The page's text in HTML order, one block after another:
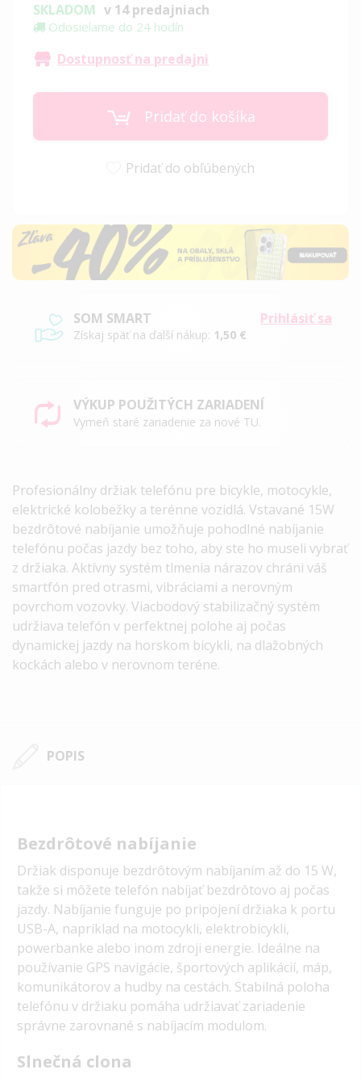
SKLADOM v 14 predajniach
Odosielame do 24 hodín
Dostupnosť na predajni
Pridať do košíka
Pridať do obľúbených
Prihlásiť sa
SOM SMART
Získaj späť na ďalší nákup: 1,50 €
VÝKUP POUŽITÝCH ZARIADENÍ
Vymeň staré zariadenie za nové TU.
Profesionálny držiak telefónu pre bicykle, motocykle,
elektrické kolobežky a terénne vozidlá. Vstavané 15W
bezdrôtové nabíjanie umožňuje pohodlné nabíjanie
telefónu počas jazdy bez toho, aby ste ho museli vybrať
z držiaka. Aktívny systém tlmenia nárazov chráni váš
smartfón pred otrasmi, vibráciami a nerovným
povrchom vozovky. Viacbodový stabilizačný systém
udržiava telefón v perfektnej polohe aj počas
dynamickej jazdy na horskom bicykli, na dlažobných
kockách alebo v nerovnom teréne.
POPIS
Bezdrôtové nabíjanie
Držiak disponuje bezdrôtovým nabíjaním až do 15 W,
takže si môžete telefón nabíjať bezdrôtovo aj počas
jazdy. Nabíjanie funguje po pripojení držiaka k portu
USB-A, napríklad na motocykli, elektrobicykli,
powerbanke alebo inom zdroji energie. Ideálne na
používanie GPS navigácie, športových aplikácií, máp,
komunikátorov a hudby na cestách. Stabilná poloha
telefónu v držiaku pomáha udržiavať zariadenie
správne zarovnané s nabíjacím modulom.
Slnečná clona